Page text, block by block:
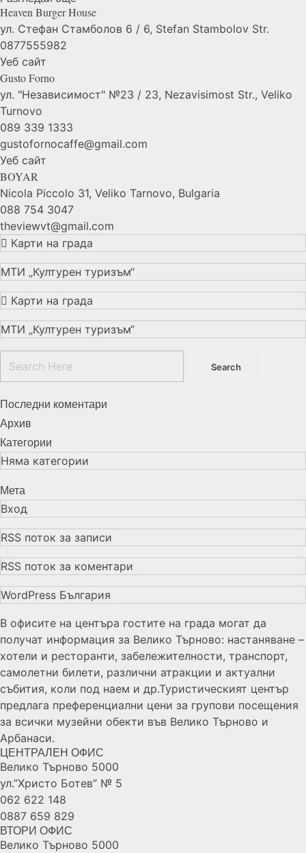
Heaven BurgerHouse
ул. Стефан Стамболов 6 / 6, Stefan Stambolov Str.
0877555982
Уеб сайт
GustoForno
ул. "Независимост" №23 / 23, Nezavisimost Str., Veliko
Turnovo
089 339 1333
gustofornocaffe@gmail.com
Уеб сайт
BOYAR
Nicola Piccolo 31, Veliko Tarnovo, Bulgaria
088 754 3047
theviewvt@gmail.com
Карти на града
МТИ „Културен туризъм“
Карти на града
МТИ „Културен туризъм“
Последни коментари
Архив
Категории
Няма категории
Мета
Вход
RSS поток за записи
RSS поток за коментари
WordPress България
В офисите на центъра гостите на града могат да
получат информация за Велико Търново: настаняване –
хотели и ресторанти, забележителности, транспорт,
самолетни билети, различни атракции и актуални
събития, коли под наем и др.Туристическият център
предлага преференциални цени за групови посещения
за всички музейни обекти във Велико Търново и
Арбанаси.
ЦЕНТРАЛЕН ОФИС
Велико Търново 5000
ул.”Христо Ботев” № 5
062 622 148
0887 659 829
ВТОРИ ОФИС
Велико Търново 5000